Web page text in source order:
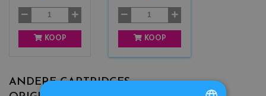
KOOP KOOP
ANDERE CARTRIDGES